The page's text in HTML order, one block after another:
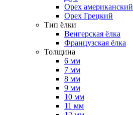
Орех американский
Орех Грецкий
Тип ёлки
Венгерская ёлка
Французская ёлка
Толщина
6 мм
7 мм
8 мм
9 мм
10 мм
11 мм